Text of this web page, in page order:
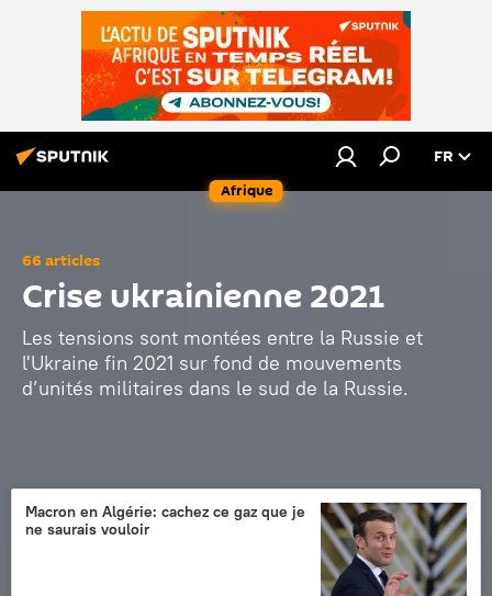
Afrique
FR
66 articles
Crise ukrainienne 2021
Les tensions sont montées entre la Russie et
l'Ukraine fin 2021 sur fond de mouvements
d’unités militaires dans le sud de la Russie.
Macron en Algérie: cachez ce gaz que je
ne saurais vouloir